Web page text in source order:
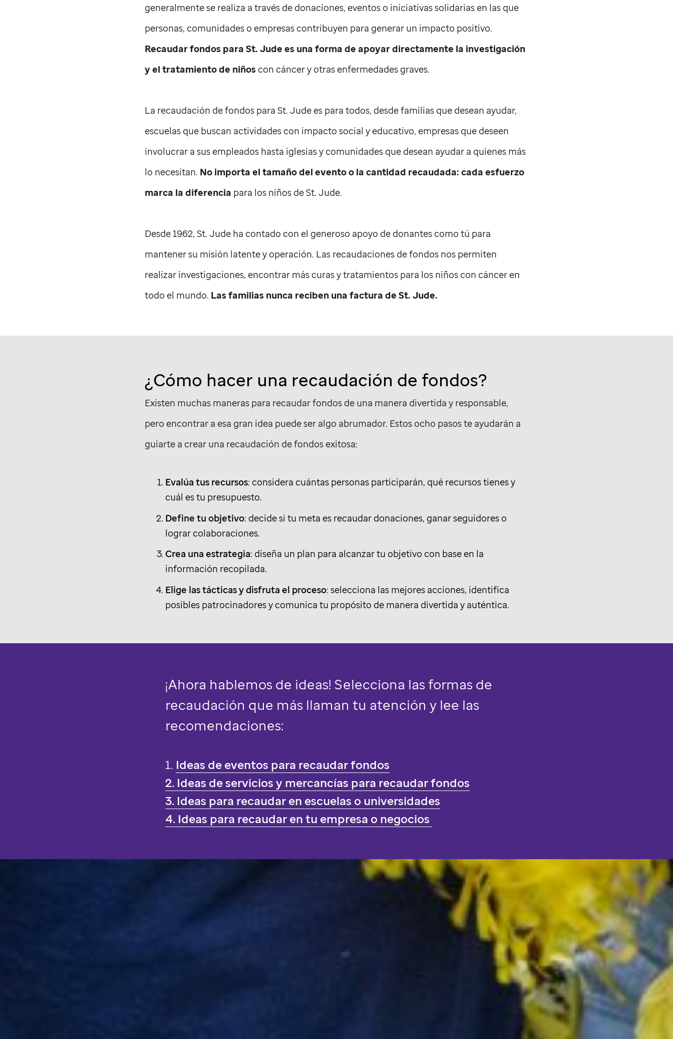
generalmente se realiza a través de donaciones, eventos o iniciativas solidarias en las que
personas, comunidades o empresas contribuyen para generar un impacto positivo.
Recaudar fondos paraSt. Jude es una forma de apoyar directamente la investigación
y el tratamiento de niños con cáncer y otras enfermedades graves.
La recaudación de fondos paraSt. Jude es para todos, desde familias que desean ayudar,
escuelas que buscan actividades con impacto social y educativo, empresas que deseen
involucrar a sus empleados hasta iglesias y comunidades que desean ayudar a quienes más
lo necesitan. No importa el tamaño del evento o la cantidad recaudada: cada esfuerzo
marca la diferencia para los niños deSt. Jude.
Desde 1962,St. Jude ha contado con el generoso apoyo de donantes como tú para
mantener su misión latente y operación. Las recaudaciones de fondos nos permiten
realizar investigaciones, encontrar más curas y tratamientos para los niños con cáncer en
todo el mundo. Las familias nunca reciben una factura deSt. Jude.
¿Cómo hacer una recaudación de fondos?
Existen muchas maneras para recaudar fondos de una manera divertida y responsable,
pero encontrar a esa gran idea puede ser algo abrumador. Estos ocho pasos te ayudarán a
guiarte a crear una recaudación de fondos exitosa:
Evalúa tus recursos: considera cuántas personas participarán, qué recursos tienes y
cuál es tu presupuesto.
Define tu objetivo: decide si tu meta es recaudar donaciones, ganar seguidores o
lograr colaboraciones.
Crea una estrategia: diseña un plan para alcanzar tu objetivo con base en la
información recopilada.
Elige las tácticas y disfruta el proceso: selecciona las mejores acciones, identifica
posibles patrocinadores y comunica tu propósito de manera divertida y auténtica.
¡Ahora hablemos de ideas! Selecciona las formas de
recaudación que más llaman tu atención y lee las
recomendaciones:
1. Ideas de eventos para recaudar fondos
2. Ideas de servicios y mercancías para recaudar fondos
3. Ideas para recaudar en escuelas o universidades
4. Ideas para recaudar en tu empresa o negocios